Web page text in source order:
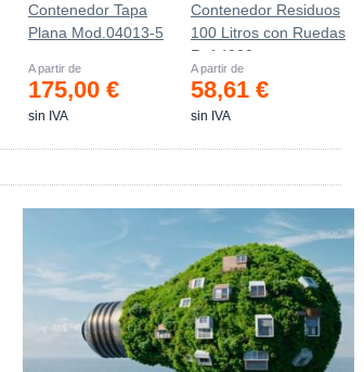
Contenedor Tapa
Plana Mod.04013-5
A partir de
175,00 €
sin IVA
Contenedor Residuos
100 Litros con Ruedas
Ref.4200
A partir de
58,61 €
sin IVA